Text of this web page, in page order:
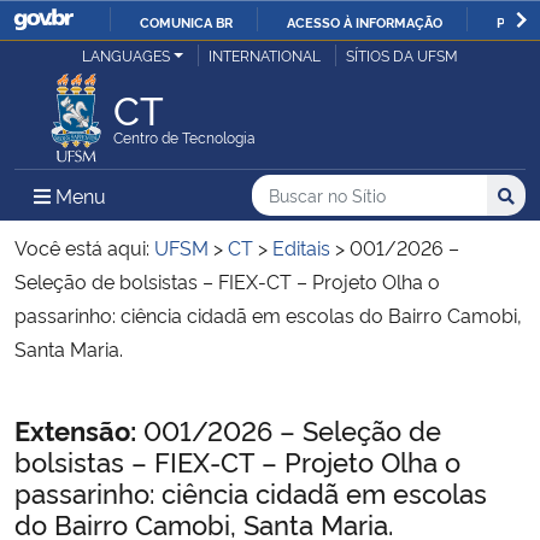
IR
COMUNICA BR ACESSO À INFORMAÇÃO
Ministério da Justiça e Segurança Pública
Ministério da Defesa
Ministério das Relações Exteriores
Ministério da Economia
Ministério da Agricultura, Pecuária e Abastecimento
Ministério da Educação
LANGUAGES INTERNATIONAL SÍTIOS DA UFSM
CT
Centro de Tecnologia
Menu Menu Principal do Sítio
Busca
Buscar no no Sítio
Busca:
Você está aqui: UFSM >CT > Editais >001/2026 –
Seleção de bolsistas – FIEX-CT – Projeto Olha o
passarinho: ciência cidadã em escolas do Bairro Camobi,
Santa Maria.
Início do conteúdo
Extensão: 001/2026 – Seleção de
bolsistas – FIEX-CT – Projeto Olha o
passarinho: ciência cidadã em escolas
do Bairro Camobi, Santa Maria.